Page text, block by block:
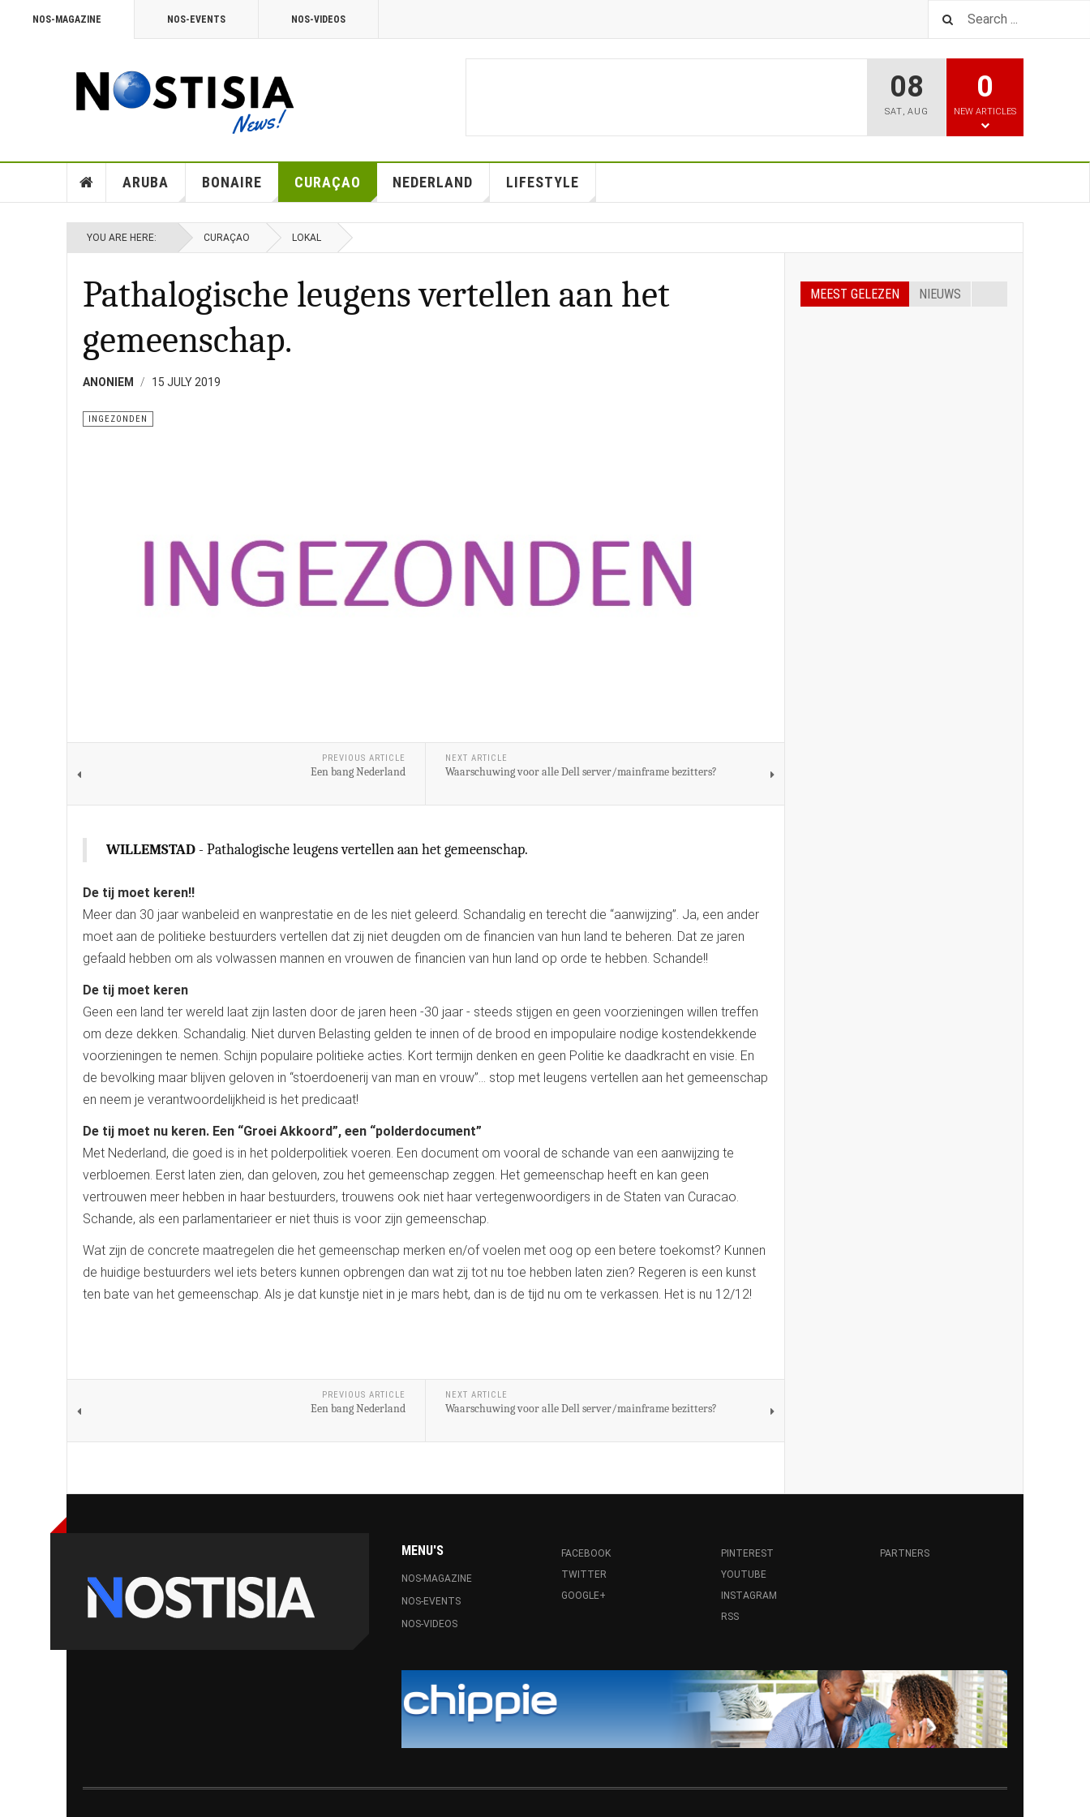
NOS-MAGAZINE NOS-EVENTS NOS-VIDEOS
08
SAT, AUG
0
NEW ARTICLES
ARUBA BONAIRE CURAÇAO NEDERLAND LIFESTYLE
YOU ARE HERE: CURAÇAO LOKAL
Pathalogische leugens vertellen aan het
gemeenschap.
ANONIEM 15 JULY 2019
INGEZONDEN
PREVIOUS ARTICLE
Een bang Nederland
NEXT ARTICLE
Waarschuwing voor alle Dell server/mainframe bezitters?
WILLEMSTAD - Pathalogische leugens vertellen aan het gemeenschap.
De tij moet keren!!
Meer dan 30 jaar wanbeleid en wanprestatie en de les niet geleerd. Schandalig en terecht die “aanwijzing”. Ja, een ander
moet aan de politieke bestuurders vertellen dat zij niet deugden om de financien van hun land te beheren. Dat ze jaren
gefaald hebben om als volwassen mannen en vrouwen de financien van hun land op orde te hebben. Schande!!
De tij moet keren
Geen een land ter wereld laat zijn lasten door de jaren heen -30 jaar - steeds stijgen en geen voorzieningen willen treffen
om deze dekken. Schandalig. Niet durven Belasting gelden te innen of de brood en impopulaire nodige kostendekkende
voorzieningen te nemen. Schijn populaire politieke acties. Kort termijn denken en geen Politie ke daadkracht en visie. En
de bevolking maar blijven geloven in “stoerdoenerij van man en vrouw”... stop met leugens vertellen aan het gemeenschap
en neem je verantwoordelijkheid is het predicaat!
De tij moet nu keren. Een “Groei Akkoord”, een “polderdocument”
Met Nederland, die goed is in het polderpolitiek voeren. Een document om vooral de schande van een aanwijzing te
verbloemen. Eerst laten zien, dan geloven, zou het gemeenschap zeggen. Het gemeenschap heeft en kan geen
vertrouwen meer hebben in haar bestuurders, trouwens ook niet haar vertegenwoordigers in de Staten van Curacao.
Schande, als een parlamentarieer er niet thuis is voor zijn gemeenschap.
Wat zijn de concrete maatregelen die het gemeenschap merken en/of voelen met oog op een betere toekomst? Kunnen
de huidige bestuurders wel iets beters kunnen opbrengen dan wat zij tot nu toe hebben laten zien? Regeren is een kunst
ten bate van het gemeenschap. Als je dat kunstje niet in je mars hebt, dan is de tijd nu om te verkassen. Het is nu 12/12!
PREVIOUS ARTICLE
Een bang Nederland
NEXT ARTICLE
Waarschuwing voor alle Dell server/mainframe bezitters?
MEEST GELEZEN NIEUWS
MENU'S
NOS-MAGAZINE
NOS-EVENTS
NOS-VIDEOS
FACEBOOK
TWITTER
GOOGLE+
PINTEREST
YOUTUBE
INSTAGRAM
RSS
PARTNERS